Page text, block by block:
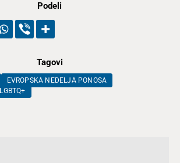
Podeli
Tagovi
EVROPSKA NEDELJA PONOSA
LGBTQ+